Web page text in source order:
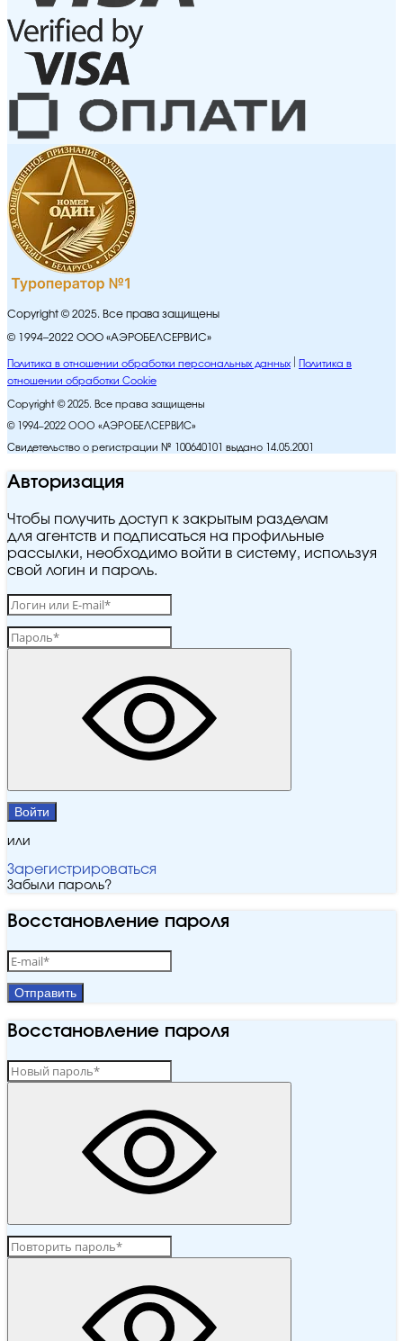
Copyright © 2025. Все права защищены
© 1994–2022 ООО «АЭРОБЕЛСЕРВИС»
Политика в отношении обработки персональных данных
Политика в
отношении обработки Cookie
Copyright © 2025. Все права защищены
© 1994–2022 ООО «АЭРОБЕЛСЕРВИС»
Свидетельство о регистрации № 100640101 выдано 14.05.2001
Авторизация
Чтобы получить доступ к закрытым разделам
для агентств и подписаться на профильные
рассылки, необходимо войти в систему, используя
свой логин и пароль.
Войти
или
Зарегистрироваться
Забыли пароль?
Восстановление пароля
Отправить
Восстановление пароля